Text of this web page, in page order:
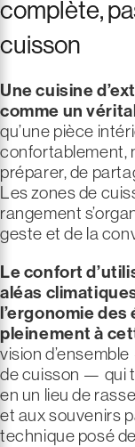
complète,
cuisson
Une cuisine
comme un
qu’une pièce
confortablement,
préparer, de
Les zones de
rangement
geste et de la
Le confort
aléas
l’ergonomie
pleinement à
vision
de cuisson — qui
en un lieu de
et aux souvenirs
technique posé